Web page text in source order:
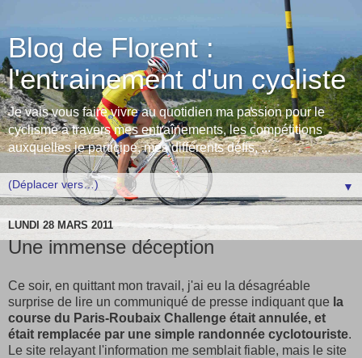
Blog de Florent :
l'entrainement d'un cycliste
Je vais vous faire vivre au quotidien ma passion pour le
cyclisme à travers mes entraînements, les compétitions
auxquelles je participe, mes différents défis, ...
▼
LUNDI 28 MARS 2011
Une immense déception
Ce soir, en quittant mon travail, j'ai eu la désagréable
surprise de lire un communiqué de presse indiquant que la
course du Paris-Roubaix Challenge était annulée, et
était remplacée par une simple randonnée cyclotouriste.
Le site relayant l'information me semblait fiable, mais le site